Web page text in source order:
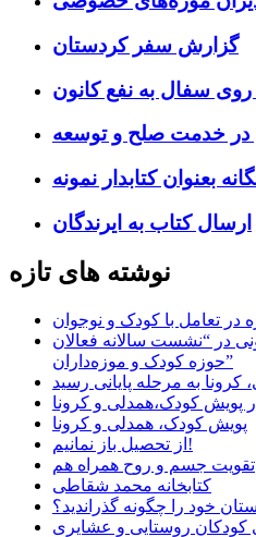
گزارش سفر کردستان
سفال به نفع کانون
بعنوان کتابدار نمونه
ارسال کتاب به ایرندگان
نوشته های تازه
در تعامل با کودک و نوجوان
در “نشست سالانه فعالان
حوزه کودک و موزه‌داران”
به مرحله پایانی رسید
پویش کودک،همدلی و کرونا
پویش کودک، همدلی و کرونا
از تحصیل باز نمانیم!
تقویت جسم و روح همراه هم
کتابخانه محمد شقاطی
خود را چگونه گذراندید؟
کودکان روستایی و عشایری